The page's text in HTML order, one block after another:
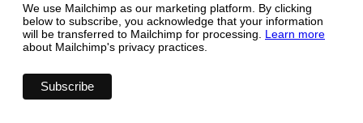
We use Mailchimp as our marketing platform. By clicking
below to subscribe, you acknowledge that your information
will be transferred to Mailchimp for processing. Learn more
about Mailchimp's privacy practices.